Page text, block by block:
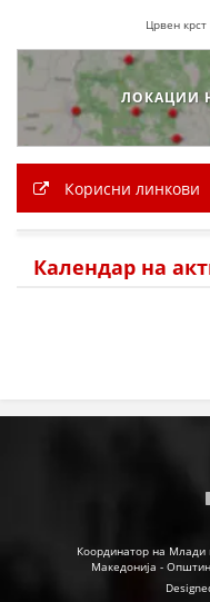
Црвен
ЛОКАЦИИ
Корисни линкови
Календар на
Координатор на Млади
Македонија -